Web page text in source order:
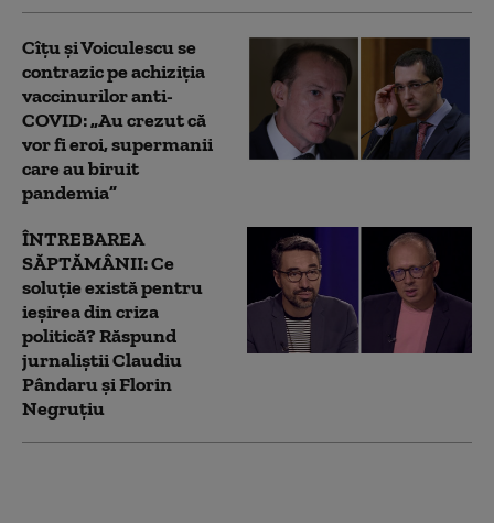
Cîțu și Voiculescu se
contrazic pe achiziția
vaccinurilor anti-
COVID: „Au crezut că
vor fi eroi, supermanii
care au biruit
pandemia”
ÎNTREBAREA
SĂPTĂMÂNII: Ce
soluție există pentru
ieșirea din criza
politică? Răspund
jurnaliștii Claudiu
Pândaru și Florin
Negruțiu